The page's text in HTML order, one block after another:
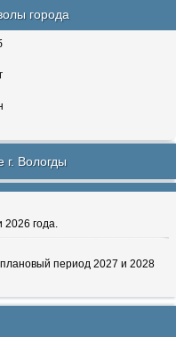
города
г. Вологды
2026 года.
период 2027 и 2028